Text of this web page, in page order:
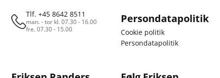
Tlf. +45 8642 8511
man. - tor kl. 07.30 - 16.00
fre. 07.30 - 15.00
Persondatapolitik
Cookie politik
Persondatapolitik